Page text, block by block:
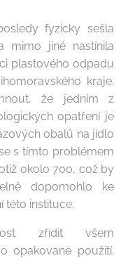
fyzicky sešla
mimo jiné nastínila
plastového odpadu
kraje.
že jedním z
opatření je
obalů na jídlo
s tímto problémem
okolo 700, což by
dopomohlo ke
této instituce.
zřídit všem
opakované použití.